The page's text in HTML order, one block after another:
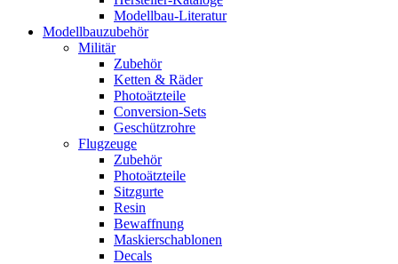
Modellbau-Literatur
Modellbauzubehör
Militär
Zubehör
Ketten & Räder
Photoätzteile
Conversion-Sets
Geschützrohre
Flugzeuge
Zubehör
Photoätzteile
Sitzgurte
Resin
Bewaffnung
Maskierschablonen
Decals